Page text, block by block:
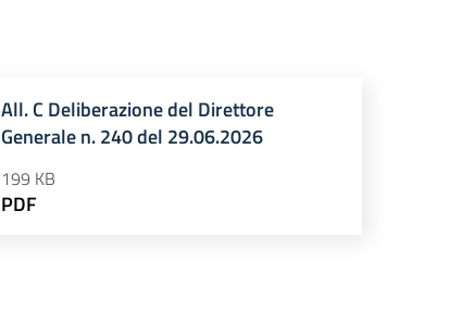
All. C Deliberazione del Direttore
Generale n. 240 del 29.06.2026
199 KB
PDF